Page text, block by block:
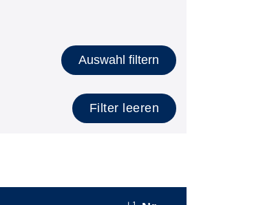
Auswahl filtern
Filter leeren